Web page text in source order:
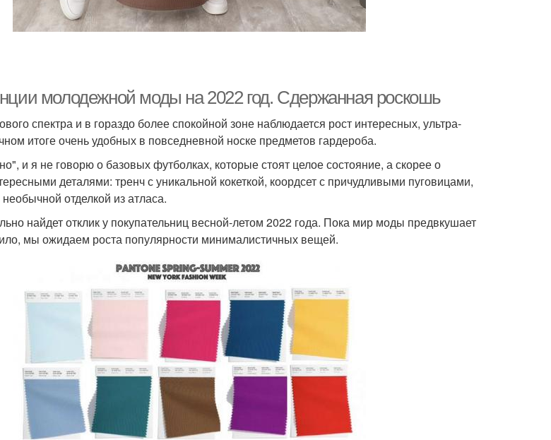
молодежной моды на 2022 год. Сдержанная роскошь
спектра и в гораздо более спокойной зоне наблюдается рост интересных, ультра-
итоге очень удобных в повседневной носке предметов гардероба.
и я не говорю о базовых футболках, которые стоят целое состояние, а скорее о
деталями: тренч с уникальной кокеткой, коордсет с причудливыми пуговицами,
отделкой из атласа.
найдет отклик у покупательниц весной-летом 2022 года. Пока мир моды предвкушает
мы ожидаем роста популярности минималистичных вещей.